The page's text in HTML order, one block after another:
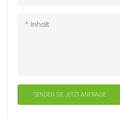
Inhalt
SENDEN SIE JETZT ANFRAGE